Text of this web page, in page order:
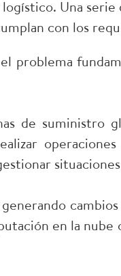
Una
con los
problema
de suministro
en la